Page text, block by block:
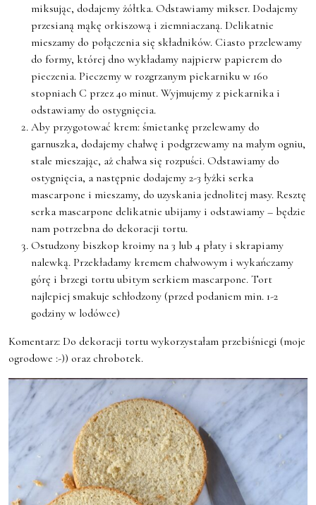
miksując, dodajemy żółtka. Odstawiamy mikser. Dodajemy
przesianą mąkę orkiszową i ziemniaczaną. Delikatnie
mieszamy do połączenia się składników. Ciasto przelewamy
do formy, której dno wykładamy najpierw papierem do
pieczenia. Pieczemy w rozgrzanym piekarniku w 160
stopniach C przez 40 minut. Wyjmujemy z piekarnika i
odstawiamy do ostygnięcia.
Aby przygotować krem: śmietankę przelewamy do
garnuszka, dodajemy chałwę i podgrzewamy na małym ogniu,
stale mieszając, aż chałwa się rozpuści. Odstawiamy do
ostygnięcia, a następnie dodajemy 2-3 łyżki serka
mascarpone i mieszamy, do uzyskania jednolitej masy. Resztę
serka mascarpone delikatnie ubijamy i odstawiamy – będzie
nam potrzebna do dekoracji tortu.
Ostudzony biszkop kroimy na 3 lub 4 płaty i skrapiamy
nalewką. Przekładamy kremem chałwowym i wykańczamy
górę i brzegi tortu ubitym serkiem mascarpone. Tort
najlepiej smakuje schłodzony (przed podaniem min. 1-2
godziny w lodówce)
Komentarz: Do dekoracji tortu wykorzystałam przebiśniegi (moje
ogrodowe :-)) oraz chrobotek.